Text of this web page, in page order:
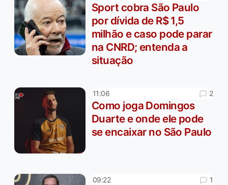
Sport cobra São Paulo
por dívida de R$ 1,5
milhão e caso pode parar
na CNRD; entenda a
situação
11:06 2
Como joga Domingos
Duarte e onde ele pode
se encaixar no São Paulo
09:22 1